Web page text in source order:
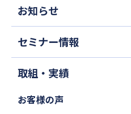
お知らせ
セミナー情報
取組・実績
お客様の声